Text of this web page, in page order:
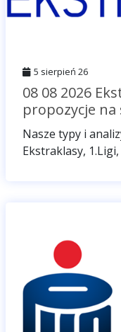
5 sierpień 26
08 08 2026
propozycje
Nasze typy i
Ekstraklasy,